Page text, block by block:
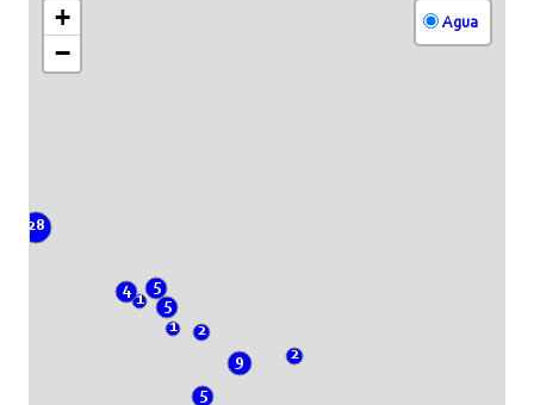
1
1
4 5
28
5
2
9
5
2
+
−
Agua